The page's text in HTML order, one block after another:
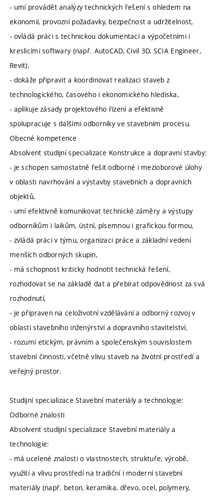
- umí provádět analýzy technických řešení s ohledem na
ekonomii, provozní požadavky, bezpečnost a udržitelnost,
- ovládá práci s technickou dokumentací a výpočetními i
kreslicími softwary (např. AutoCAD, Civil 3D, SCIA Engineer,
Revit),
- dokáže připravit a koordinovat realizaci staveb z
technologického, časového i ekonomického hlediska,
- aplikuje zásady projektového řízení a efektivně
spolupracuje s dalšími odborníky ve stavebním procesu.
Obecné kompetence
Absolvent studijní specializace Konstrukce a dopravní stavby:
- je schopen samostatně řešit odborné i mezioborové úlohy
v oblasti navrhování a výstavby stavebních a dopravních
objektů,
- umí efektivně komunikovat technické záměry a výstupy
odborníkům i laikům, ústní, písemnou i grafickou formou,
- zvládá práci v týmu, organizaci práce a základní vedení
menších odborných skupin,
- má schopnost kriticky hodnotit technická řešení,
rozhodovat se na základě dat a přebírat odpovědnost za svá
rozhodnutí,
- je připraven na celoživotní vzdělávání a odborný rozvoj v
oblasti stavebního inženýrství a dopravního stavitelství,
- rozumí etickým, právním a společenským souvislostem
stavební činnosti, včetně vlivu staveb na životní prostředí a
veřejný prostor.
Studijní specializace Stavební materiály a technologie:
Odborné znalosti
Absolvent studijní specializace Stavební materiály a
technologie:
- má ucelené znalosti o vlastnostech, struktuře, výrobě,
využití a vlivu prostředí na tradiční i moderní stavební
materiály (např. beton, keramika, dřevo, ocel, polymery,